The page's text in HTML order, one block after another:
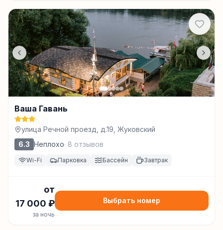
Ваша Гавань
улица Речной проезд, д.19, Жуковский
6.3 Неплохо· 8 отзывов
Wi-Fi Парковка Бассейн Завтрак
от
17 000 ₽
за ночь
Выбрать номер